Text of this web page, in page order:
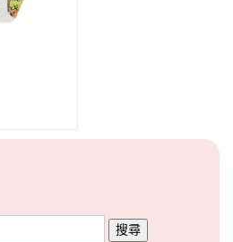
搜尋